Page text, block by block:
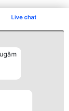
Live chat